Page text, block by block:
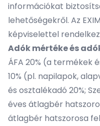
információkat
lehetőségekről. Az
képviselettel
Adók mértéke és
ÁFA 20% (a termékek
10% (pl. napilapok,
és osztalékadó 20%;
éves átlagbér
átlagbér hatszorosa